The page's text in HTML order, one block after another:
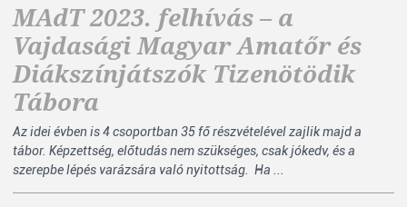
MAdT 2023. felhívás – a
Vajdasági Magyar Amatőr és
Diákszínjátszók Tizenötödik
Tábora
Az idei évben is 4 csoportban 35 fő részvételével zajlik majd a
tábor. Képzettség, előtudás nem szükséges, csak jókedv, és a
szerepbe lépés varázsára való nyitottság. Ha ...